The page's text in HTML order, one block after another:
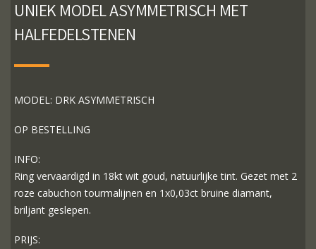
UNIEK MODEL ASYMMETRISCH MET
HALFEDELSTENEN
MODEL: DRK ASYMMETRISCH
OP BESTELLING
INFO:
Ring vervaardigd in 18kt wit goud, natuurlijke tint. Gezet met 2
roze cabuchon tourmalijnen en 1x0,03ct bruine diamant,
briljant geslepen.
PRIJS: